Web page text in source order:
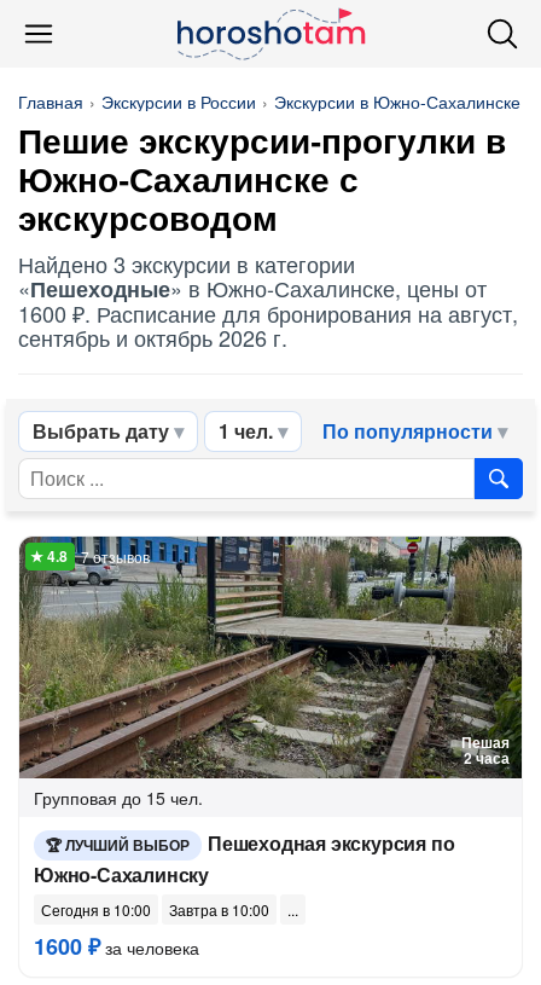
Главная Экскурсии в России Экскурсии в Южно-Сахалинске
Пешие экскурсии-прогулки в
Южно-Сахалинске с
экскурсоводом
Найдено 3 экскурсии в категории
«Пешеходные» в Южно-Сахалинске, цены от
1600 ₽. Расписание для бронирования на август,
сентябрь и октябрь 2026 г.
Выбрать дату 1 чел. По популярности
Пешая
2 часа
7 отзывов
Групповая до 15 чел.
ЛУЧШИЙ ВЫБОР
Пешеходная экскурсия по
Южно-Сахалинску
Сегодня в 10:00 Завтра в 10:00
1600 ₽за человека